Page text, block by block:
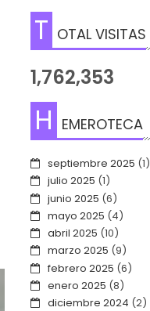
T OTAL VISITAS
1,762,353
H EMEROTECA
septiembre 2025 (1)
julio 2025 (1)
junio 2025 (6)
mayo 2025 (4)
abril 2025 (10)
marzo 2025 (9)
febrero 2025 (6)
enero 2025 (8)
diciembre 2024 (2)